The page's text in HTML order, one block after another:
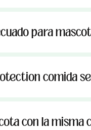
para
comida
con la misma